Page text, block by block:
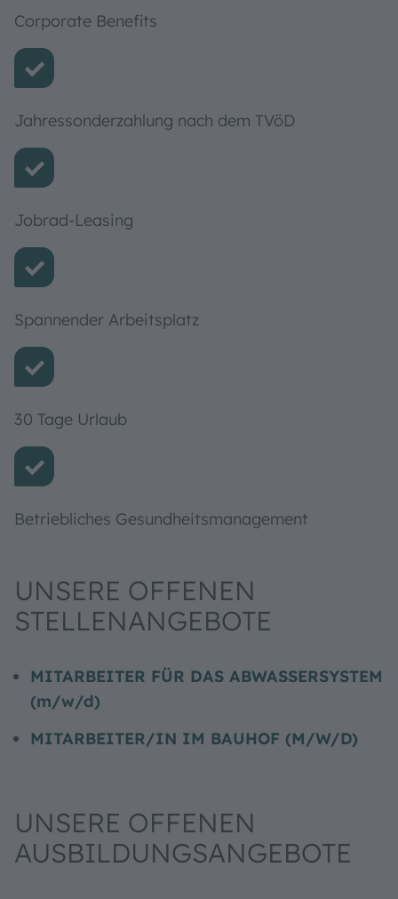
Corporate Benefits
Jahressonderzahlung nach dem TVöD
Jobrad-​Leasing
Spannender Arbeitsplatz
30 Tage Urlaub
Betriebliches Gesund­heits­management
UNSERE OFFENEN
STELLENANGEBOTE
MITARBEITER FÜR DAS ABWASSERSYSTEM
(m/w/d)
MITARBEITER/IN IM BAUHOF (M/W/D)
UNSERE OFFENEN
AUSBILDUNGSANGEBOTE